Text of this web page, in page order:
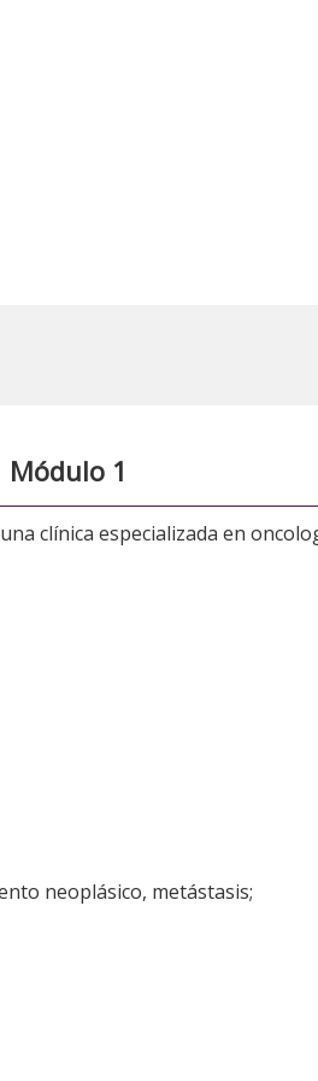
Módulo 1
clínica especializada en
neoplásico, metástasis;